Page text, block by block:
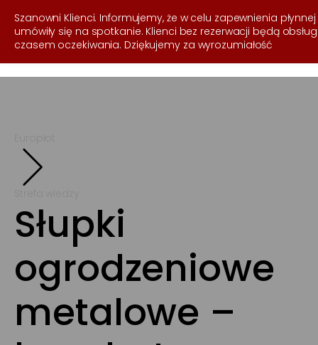
537 255 050
Słupki
ogrodzeniowe
metalowe –
Szanowni Klienci. Informujemy, że w celu zapewnienia
umówiły się na spotkanie. Klienci bez rezerwacji będą
czasem oczekiwania. Dziękujemy za wyrozumiałość